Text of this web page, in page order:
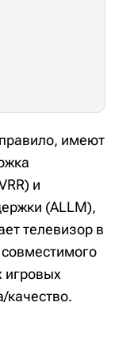
имеют
и
(ALLM),
телевизор в
игровых
качество.